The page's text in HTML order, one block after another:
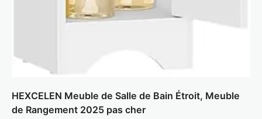
HEXCELEN Meuble de Salle de Bain Étroit, Meuble
de Rangement 2025 pas cher